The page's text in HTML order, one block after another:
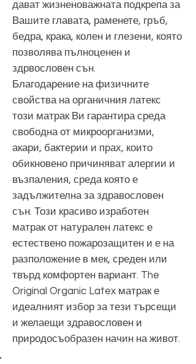
дават жизненоважната подкрепа за
Вашите главата, раменете, гръб,
бедра, крака, колен и глезени, която
позволява пълноценен и
здрвословен сън.
Благодарение на физичните
свойства на органичния латекс
този матрак Ви гарантира среда
свободна от микроорганизми,
акари, бактерии и прах, които
обикновено причиняват алергии и
възпаления, среда която е
задължителна за здравословен
сън. Този красиво изработен
матрак от натурален латекс е
естествено пожарозащитен и е на
разположение в мек, среден или
твърд комфортен вариант. The
Original Organic Latex матрак е
идеалният избор за тези търсещи
и желаещи здравословен и
природосъобразен начин на живот.